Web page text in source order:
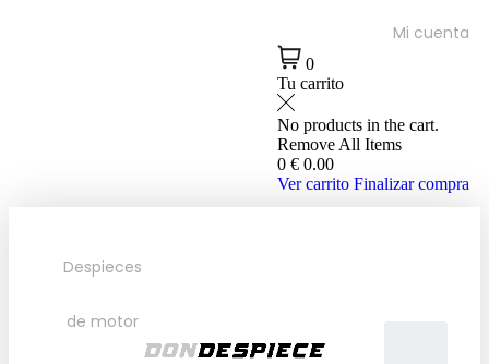
Mi cuenta
0
Tu carrito
No products in the cart.
Remove All Items
0 € 0.00
Ver carrito Finalizar compra
Despieces
de motor